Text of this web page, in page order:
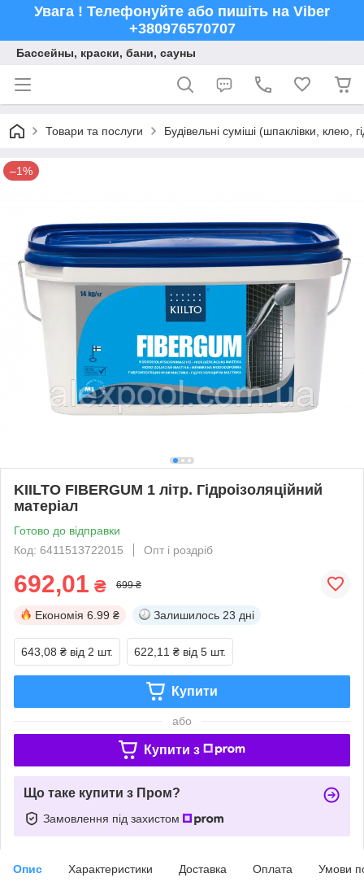
Увага ! Телефонуйте або пишіть на Viber
+380976570707
Бассейны, краски, бани, сауны
Товари та послуги Будівельні суміші (шпаклівки, клею,
–1%
KIILTO FIBERGUM 1 літр. Гідроізоляційний
матеріал
Готово до відправки
Код: 6411513722015
Опт і роздріб
692,01 ₴ 699 ₴
Економія 6.99 ₴ Залишилось 23 дні
643,08 ₴ від 2 шт. 622,11 ₴ від 5 шт.
Купити
або
Купити з
Що таке купити з Пром?
Замовлення під захистом
Опис Характеристики Доставка Оплата Умови